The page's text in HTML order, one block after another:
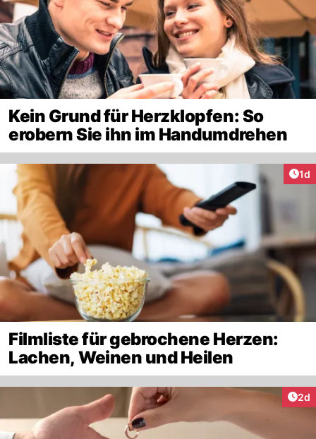
Kein Grund für Herzklopfen: So
erobern Sie ihn im Handumdrehen
1d
Filmliste für gebrochene Herzen:
Lachen, Weinen und Heilen
2d